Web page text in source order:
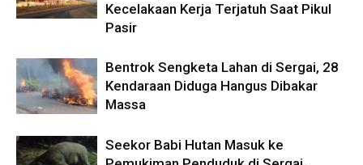
Kecelakaan Kerja Terjatuh Saat Pikul
Pasir
Bentrok Sengketa Lahan di Sergai, 28
Kendaraan Diduga Hangus Dibakar
Massa
Seekor Babi Hutan Masuk ke